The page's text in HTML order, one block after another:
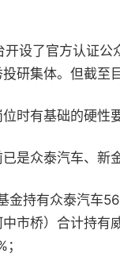
设了官方认证
研集体。但截至
时有基础的硬性
是众泰汽车、新
金持有众泰汽车
市桥）合计持